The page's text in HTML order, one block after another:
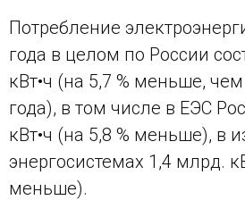
Потребление
года в целом по России
кВт•ч (на 5,7 % меньше,
года), в том числе в ЕЭС
кВт•ч (на 5,8 % меньше), в
энергосистемах 1,4 млрд.
меньше).